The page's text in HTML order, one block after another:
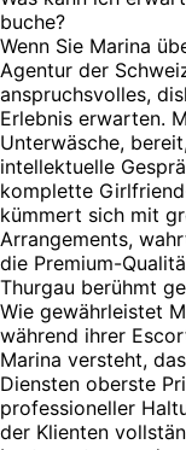
buche?
Wenn Sie Marina
Agentur der
anspruchsvolles,
Erlebnis erwarten.
Unterwäsche,
intellektuelle
komplette
kümmert sich mit
Arrangements,
die Premium-
Thurgau berühmt
Wie gewährleistet
während ihrer
Marina versteht,
Diensten oberste
professioneller
der Klienten